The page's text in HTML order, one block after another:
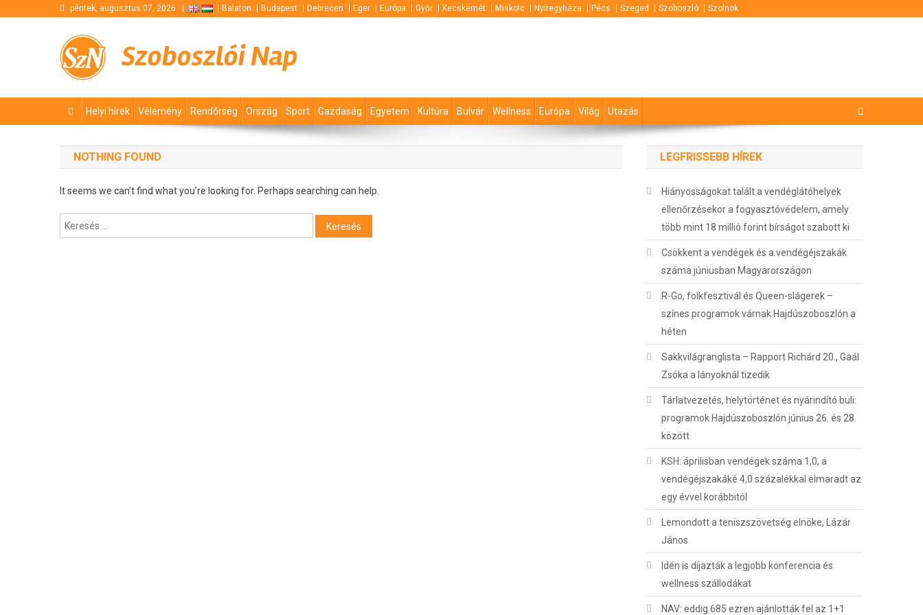
péntek, augusztus 07, 2026 Balaton Budapest Debrecen Eger Európa Győr Kecskemét Miskolc Nyíregyháza Pécs Szeged Szoboszló Szolnok
Szoboszlói Nap
Helyi hírek Vélemény Rendőrség Ország Sport Gazdaság Egyetem Kultúra Bulvár Wellness Európa Világ Utazás
NOTHING FOUND
It seems we can’t find what you’re looking for. Perhaps searching can help.
Keresés:
LEGFRISSEBB HÍREK
Hiányosságokat talált a vendéglátóhelyek
ellenőrzésekor a fogyasztóvédelem, amely
több mint 18 millió forint bírságot szabott ki
Csökkent a vendégek és a vendégéjszakák
száma júniusban Magyarországon
R-Go, folkfesztivál és Queen-slágerek –
színes programok várnak Hajdúszoboszlón a
héten
Sakkvilágranglista – Rapport Richárd 20., Gaál
Zsóka a lányoknál tizedik
Tárlatvezetés, helytörténet és nyárindító buli:
programok Hajdúszoboszlón június 26. és 28.
között
KSH: áprilisban vendégek száma 1,0, a
vendégéjszakáké 4,0 százalékkal elmaradt az
egy évvel korábbitól
Lemondott a teniszszövetség elnöke, Lázár
János
Idén is díjazták a legjobb konferencia és
wellness szállodákat
NAV: eddig 685 ezren ajánlották fel az 1+1